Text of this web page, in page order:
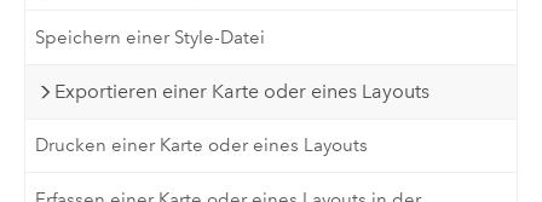
Speichern einer Style-Datei
Exportieren einer Karte oder eines Layouts
Drucken einer Karte oder eines Layouts